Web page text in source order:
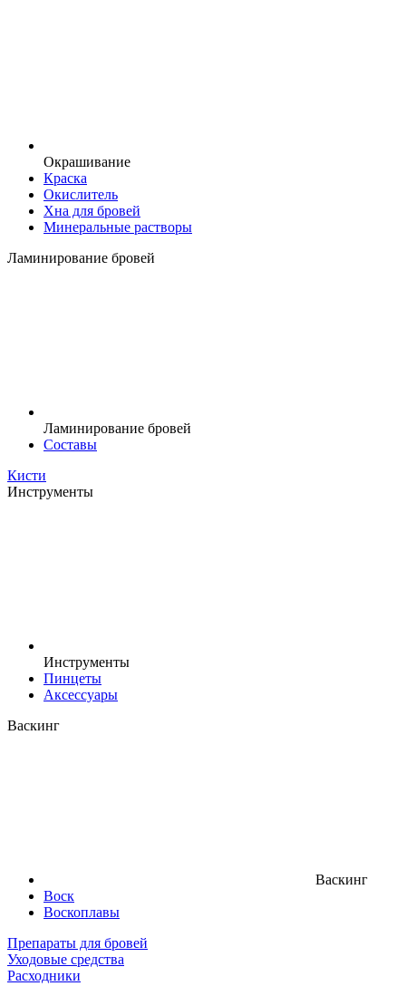
Окрашивание
Краска
Окислитель
Хна для бровей
Минеральные растворы
Ламинирование бровей
Ламинирование бровей
Составы
Кисти
Инструменты
Инструменты
Пинцеты
Аксессуары
Васкинг
Васкинг
Воск
Воскоплавы
Препараты для бровей
Уходовые средства
Расходники